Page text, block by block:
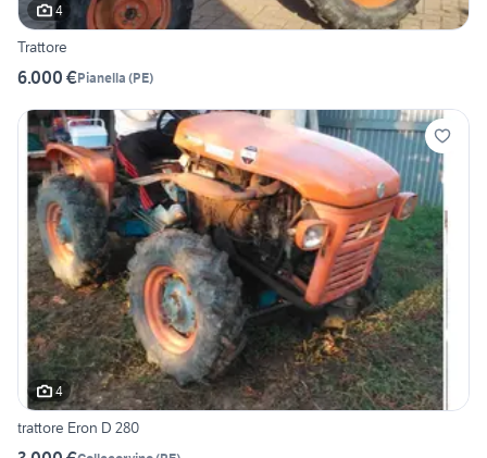
4
Trattore
6.000 €Pianella (PE)
4
trattore Eron D 280